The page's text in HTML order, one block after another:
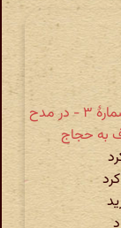
فرخی سیستانی » دیوان اشعار » ترجیعات » شمارهٔ ۳ - در مدح
به حجاج